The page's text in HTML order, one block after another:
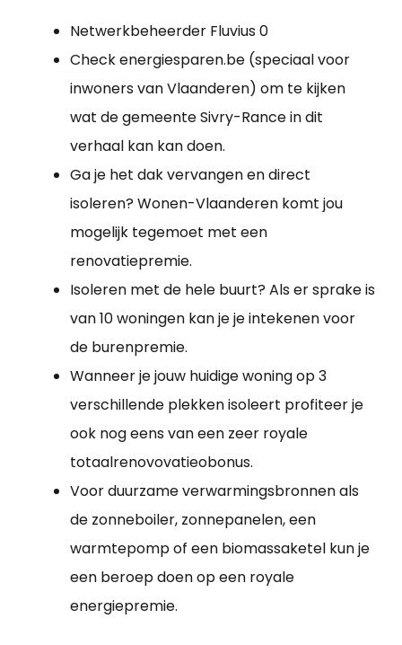
Netwerkbeheerder Fluvius 0
Check energiesparen.be (speciaal voor
inwoners van Vlaanderen) om te kijken
wat de gemeente Sivry-Rance in dit
verhaal kan kan doen.
Ga je het dak vervangen en direct
isoleren? Wonen-Vlaanderen komt jou
mogelijk tegemoet met een
renovatiepremie.
Isoleren met de hele buurt? Als er sprake is
van 10 woningen kan je je intekenen voor
de burenpremie.
Wanneer je jouw huidige woning op 3
verschillende plekken isoleert profiteer je
ook nog eens van een zeer royale
totaalrenovovatieobonus.
Voor duurzame verwarmingsbronnen als
de zonneboiler, zonnepanelen, een
warmtepomp of een biomassaketel kun je
een beroep doen op een royale
energiepremie.